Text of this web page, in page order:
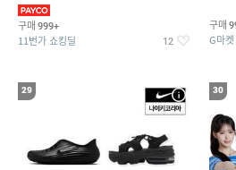
구매 999+
11번가 쇼킹딜 12
구매
G마켓
29 30